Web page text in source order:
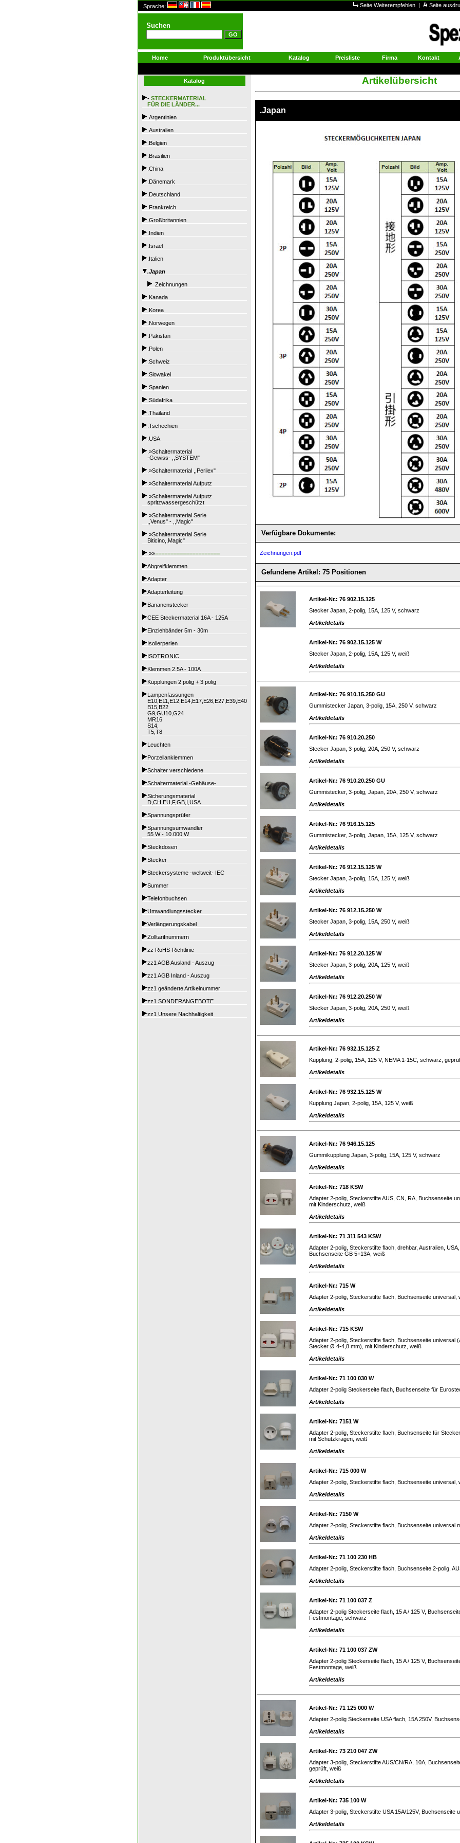
Sprache: Seite Weiterempfehlen | Seite
Suchen
Home Produktübersicht Katalog Preisliste Firma Kontakt
Katalog
- STECKERMATERIAL
FÜR DIE LÄNDER...
.Argentinien
.Australien
.Belgien
.Brasilien
.China
.Dänemark
.Deutschland
.Frankreich
.Großbritannien
.Indien
.Israel
.Italien
.Japan
Zeichnungen
.Kanada
.Korea
.Norwegen
.Pakistan
.Polen
.Schweiz
.Slowakei
.Spanien
.Südafrika
.Thailand
.Tschechien
.USA
.»Schaltermaterial
-Gewiss- ,,SYSTEM"
.»Schaltermaterial ,,Perilex"
.»Schaltermaterial Aufputz
.»Schaltermaterial Aufputz
spritzwassergeschützt
.»Schaltermaterial Serie
,,Venus" - ,,Magic"
.»Schaltermaterial Serie
Biticino,,Magic"
.»»=====================
Abgreifklemmen
Adapter
Adapterleitung
Bananenstecker
CEE Steckermaterial 16A - 125A
Einziehbänder 5m - 30m
Isolierperlen
ISOTRONIC
Klemmen 2.5A - 100A
Kupplungen 2 polig + 3 polig
Lampenfassungen
E10,E11,E12,E14,E17,E26,E27,E39,E40
B15,B22
G9,GU10,G24
MR16
S14,
T5,T8
Leuchten
Porzellanklemmen
Schalter verschiedene
Schaltermaterial -Gehäuse-
Sicherungsmaterial
D,CH,EU,F,GB,I,USA
Spannungsprüfer
Spannungsumwandler
55 W - 10.000 W
Steckdosen
Stecker
Steckersysteme -weltweit- IEC
Summer
Telefonbuchsen
Umwandlungsstecker
Verlängerungskabel
Zolltarifnummern
zz RoHS-Richtlinie
zz1 AGB Ausland - Auszug
zz1 AGB Inland - Auszug
zz1 geänderte Artikelnummer
zz1 SONDERANGEBOTE
zz1 Unsere Nachhaltigkeit
Artikelübersicht
.Japan
Verfügbare Dokumente:
Zeichnungen.pdf
Gefundene Artikel: 75 Positionen
Artikel-Nr.: 76 902.15.125
Stecker Japan, 2-polig, 15A, 125 V, schwarz
Artikeldetails
Artikel-Nr.: 76 902.15.125 W
Stecker Japan, 2-polig, 15A, 125 V, weiß
Artikeldetails
Artikel-Nr.: 76 910.15.250 GU
Gummistecker Japan, 3-polig, 15A, 250 V, schwarz
Artikeldetails
Artikel-Nr.: 76 910.20.250
Stecker Japan, 3-polig, 20A, 250 V, schwarz
Artikeldetails
Artikel-Nr.: 76 910.20.250 GU
Gummistecker, 3-polig, Japan, 20A, 250 V, schwarz
Artikeldetails
Artikel-Nr.: 76 916.15.125
Gummistecker, 3-polig, Japan, 15A, 125 V, schwarz
Artikeldetails
Artikel-Nr.: 76 912.15.125 W
Stecker Japan, 3-polig, 15A, 125 V, weiß
Artikeldetails
Artikel-Nr.: 76 912.15.250 W
Stecker Japan, 3-polig, 15A, 250 V, weiß
Artikeldetails
Artikel-Nr.: 76 912.20.125 W
Stecker Japan, 3-polig, 20A, 125 V, weiß
Artikeldetails
Artikel-Nr.: 76 912.20.250 W
Stecker Japan, 3-polig, 20A, 250 V, weiß
Artikeldetails
Artikel-Nr.: 76 932.15.125 Z
Kupplung, 2-polig, 15A, 125 V, NEMA 1-15C, schwarz,
Artikeldetails
Artikel-Nr.: 76 932.15.125 W
Kupplung Japan, 2-polig, 15A, 125 V, weiß
Artikeldetails
Artikel-Nr.: 76 946.15.125
Gummikupplung Japan, 3-polig, 15A, 125 V, schwarz
Artikeldetails
Artikel-Nr.: 718 KSW
Adapter 2-polig, Steckerstifte AUS, CN, RA, Buchsenseite
mit Kinderschutz, weiß
Artikeldetails
Artikel-Nr.: 71 311 543 KSW
Adapter 2-polig, Steckerstifte flach, drehbar, Australien,
Buchsenseite GB 5+13A, weiß
Artikeldetails
Artikel-Nr.: 715 W
Adapter 2-polig, Steckerstifte flach, Buchsenseite universal,
Artikeldetails
Artikel-Nr.: 715 KSW
Adapter 2-polig, Steckerstifte flach, Buchsenseite universal
Stecker Ø 4-4,8 mm), mit Kinderschutz, weiß
Artikeldetails
Artikel-Nr.: 71 100 030 W
Adapter 2-polig Steckerseite flach, Buchsenseite für
Artikeldetails
Artikel-Nr.: 7151 W
Adapter 2-polig, Steckerstifte flach, Buchsenseite für
mit Schutzkragen, weiß
Artikeldetails
Artikel-Nr.: 715 000 W
Adapter 2-polig, Steckerstifte flach, Buchsenseite universal,
Artikeldetails
Artikel-Nr.: 7150 W
Adapter 2-polig, Steckerstifte flach, Buchsenseite universal
Artikeldetails
Artikel-Nr.: 71 100 230 HB
Adapter 2-polig, Steckerstifte flach, Buchsenseite 2-polig,
Artikeldetails
Artikel-Nr.: 71 100 037 Z
Adapter 2-polig Steckerseite flach, 15 A / 125 V,
Festmontage, schwarz
Artikeldetails
Artikel-Nr.: 71 100 037 ZW
Adapter 2-polig Steckerseite flach, 15 A / 125 V,
Festmontage, weiß
Artikeldetails
Artikel-Nr.: 71 125 000 W
Adapter 2-polig Steckerseite USA flach, 15A 250V,
Artikeldetails
Artikel-Nr.: 73 210 047 ZW
Adapter 3-polig, Steckerstifte AUS/CN/RA, 10A,
geprüft, weiß
Artikeldetails
Artikel-Nr.: 735 100 W
Adapter 3-polig, Steckerstifte USA 15A/125V, Buchsenseite
Artikeldetails